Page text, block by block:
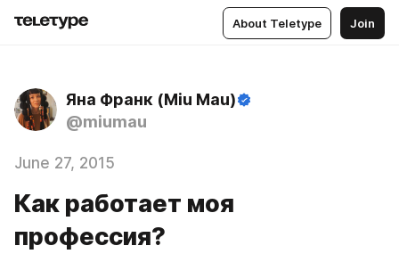
About Teletype Join
Яна Франк (Miu Mau)
@miumau
June 27, 2015
Как работает моя
профессия?